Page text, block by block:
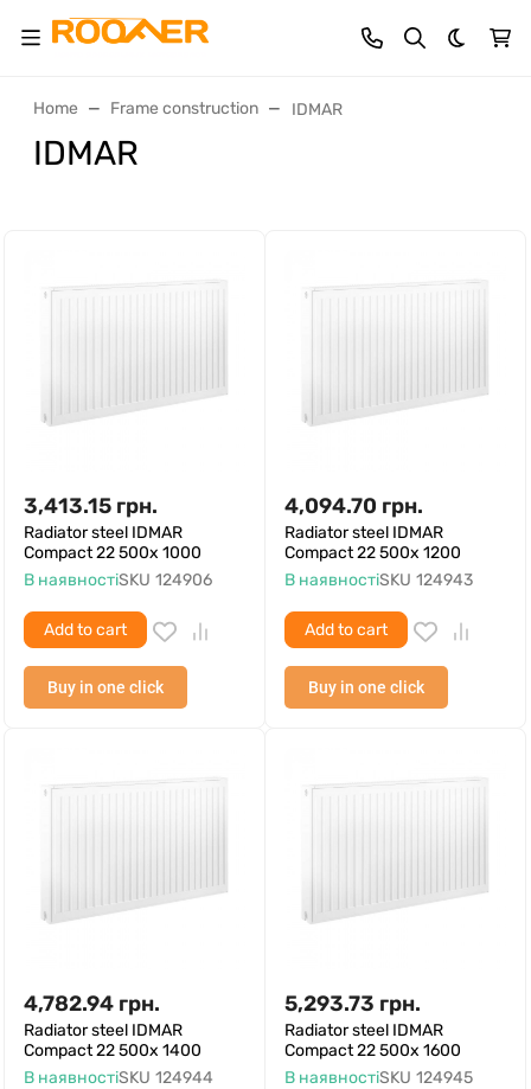
Dark
Home Frame construction IDMAR
IDMAR
3,413.15 грн.
Radiator steel IDMAR
Compact 22 500x 1000
В наявностіSKU 124906
Add to cart
Buy in one click
4,094.70 грн.
Radiator steel IDMAR
Compact 22 500x 1200
В наявностіSKU 124943
Add to cart
Buy in one click
4,782.94 грн.
Radiator steel IDMAR
Compact 22 500x 1400
В наявностіSKU 124944
5,293.73 грн.
Radiator steel IDMAR
Compact 22 500x 1600
В наявностіSKU 124945